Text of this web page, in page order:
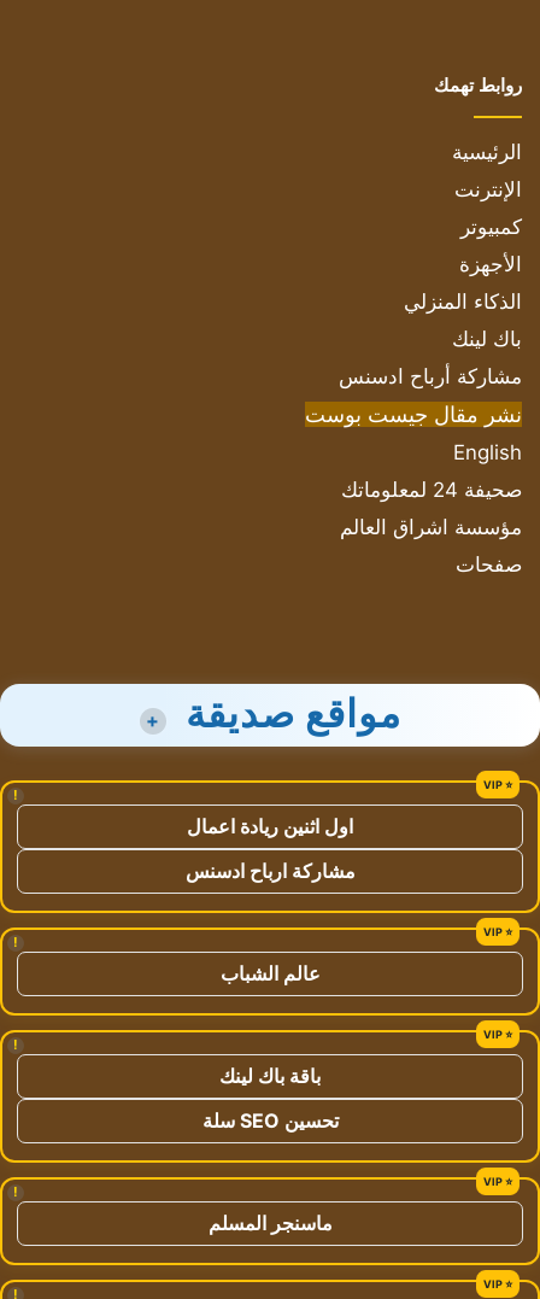
روابط تهمك
الرئيسية
الإنترنت
كمبيوتر
الأجهزة
الذكاء المنزلي
باك لينك
مشاركة أرباح ادسنس
نشر مقال جيست بوست
English
صحيفة 24 لمعلوماتك
مؤسسة اشراق العالم
صفحات
مواقع صديقة +
!
اول اثنين ريادة اعمال
مشاركة ارباح ادسنس
!
عالم الشباب
!
باقة باك لينك
تحسين SEO سلة
!
ماسنجر المسلم
!